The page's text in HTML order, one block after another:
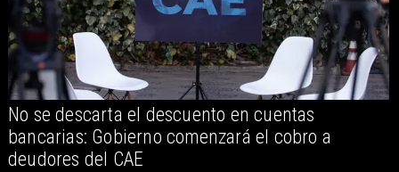
No se descarta el descuento en cuentas
bancarias: Gobierno comenzará el cobro a
deudores del CAE